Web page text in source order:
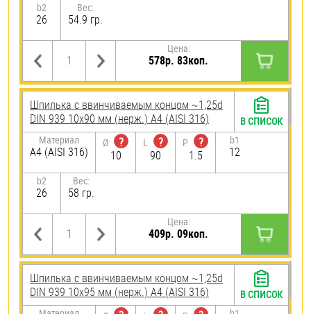
b2
26
Вес:
54.9 гр.
Цена:
578р. 83коп.
Шпилька c ввинчиваемым концом ~1,25d
DIN 939 10х90 мм (нерж.) A4 (AISI 316)
Материал
A4 (AISI 316)
Ø
?
10
L
?
90
P
?
1.5
b1
12
b2
26
Вес:
58 гр.
Цена:
409р. 09коп.
В СПИСОК
Шпилька c ввинчиваемым концом ~1,25d
DIN 939 10х95 мм (нерж.) A4 (AISI 316)
В СПИСОК